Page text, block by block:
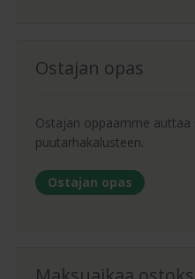
Ostajan opas
Ostajan oppaamme auttaa
puutarhakalusteen.
Ostajan opas